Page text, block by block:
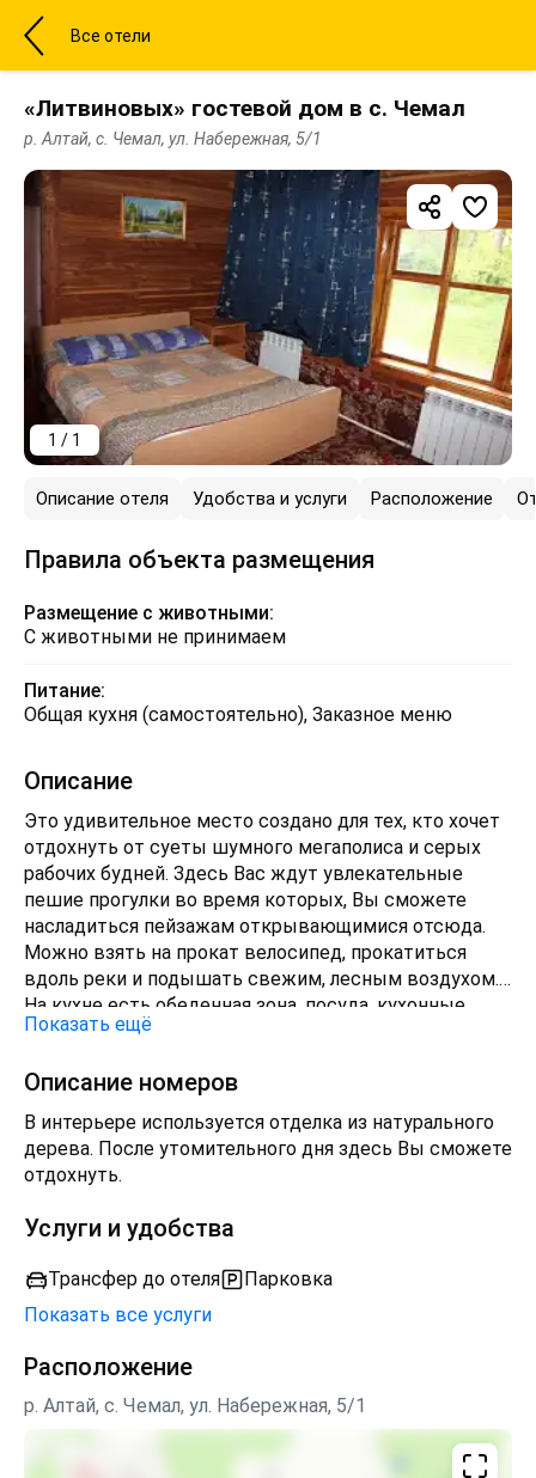
Все отели
«Литвиновых» гостевой дом в с. Чемал
р. Алтай, с. Чемал, ул. Набережная, 5/1
1 / 1
Описание отеля Удобства и услуги Расположение
Правила объекта размещения
Размещение с животными:
С животными не принимаем
Питание:
Общая кухня (самостоятельно), Заказное меню
Описание
Это удивительное место создано для тех, кто хочет
отдохнуть от суеты шумного мегаполиса и серых
рабочих будней. Здесь Вас ждут увлекательные
пешие прогулки во время которых, Вы сможете
насладиться пейзажам открывающимися отсюда.
Можно взять на прокат велосипед, прокатиться
вдоль реки и подышать свежим, лесным воздухом.
На кухне есть обеденная зона, посуда, кухонные
принадлежности, холодильник, электрический
хороший, вкусный обед. На улице предусмотрено
место для пикника. Возможна доставка продуктов
питания.
Показать ещё
Описание номеров
В интерьере используется отделка из натурального
дерева. После утомительного дня здесь Вы сможете
отдохнуть.
Услуги и удобства
Трансфер до отеля
Парковка
Показать все услуги
Расположение
р. Алтай, с. Чемал, ул. Набережная, 5/1